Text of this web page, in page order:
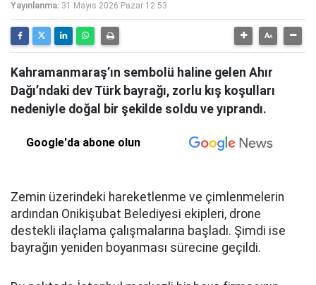
Yayınlanma: 31 Mayıs 2026 Pazar 12:53
Kahramanmaraş’ın sembolü haline gelen Ahır
Dağı’ndaki dev Türk bayrağı, zorlu kış koşulları
nedeniyle doğal bir şekilde soldu ve yıprandı.
Google'da abone olun
Zemin üzerindeki hareketlenme ve çimlenmelerin
ardından Onikişubat Belediyesi ekipleri, drone
destekli ilaçlama çalışmalarına başladı. Şimdi ise
bayrağın yeniden boyanması sürecine geçildi.